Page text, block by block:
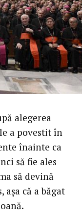
alegerea
a povestit în
înainte ca
să fie ales
să devină
așa că a băgat